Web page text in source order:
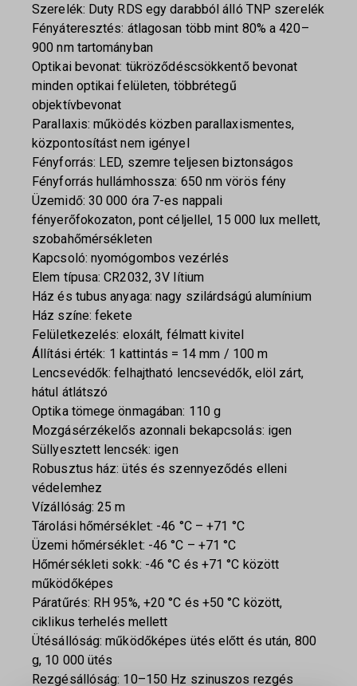
Szerelék: Duty RDS egy darabból álló TNP szerelék
Fényáteresztés: átlagosan több mint 80% a 420–
900 nm tartományban
Optikai bevonat: tükröződéscsökkentő bevonat
minden optikai felületen, többrétegű
objektívbevonat
Parallaxis: működés közben parallaxismentes,
központosítást nem igényel
Fényforrás: LED, szemre teljesen biztonságos
Fényforrás hullámhossza: 650 nm vörös fény
Üzemidő: 30 000 óra 7-es nappali
fényerőfokozaton, pont céljellel, 15 000 lux mellett,
szobahőmérsékleten
Kapcsoló: nyomógombos vezérlés
Elem típusa: CR2032, 3V lítium
Ház és tubus anyaga: nagy szilárdságú alumínium
Ház színe: fekete
Felületkezelés: eloxált, félmatt kivitel
Állítási érték: 1 kattintás = 14 mm / 100 m
Lencsevédők: felhajtható lencsevédők, elöl zárt,
hátul átlátszó
Optika tömege önmagában: 110 g
Mozgásérzékelős azonnali bekapcsolás: igen
Süllyesztett lencsék: igen
Robusztus ház: ütés és szennyeződés elleni
védelemhez
Vízállóság: 25 m
Tárolási hőmérséklet: -46 °C – +71 °C
Üzemi hőmérséklet: -46 °C – +71 °C
Hőmérsékleti sokk: -46 °C és +71 °C között
működőképes
Páratűrés: RH 95%, +20 °C és +50 °C között,
ciklikus terhelés mellett
Ütésállóság: működőképes ütés előtt és után, 800
g, 10 000 ütés
Rezgésállóság: 10–150 Hz szinuszos rezgés